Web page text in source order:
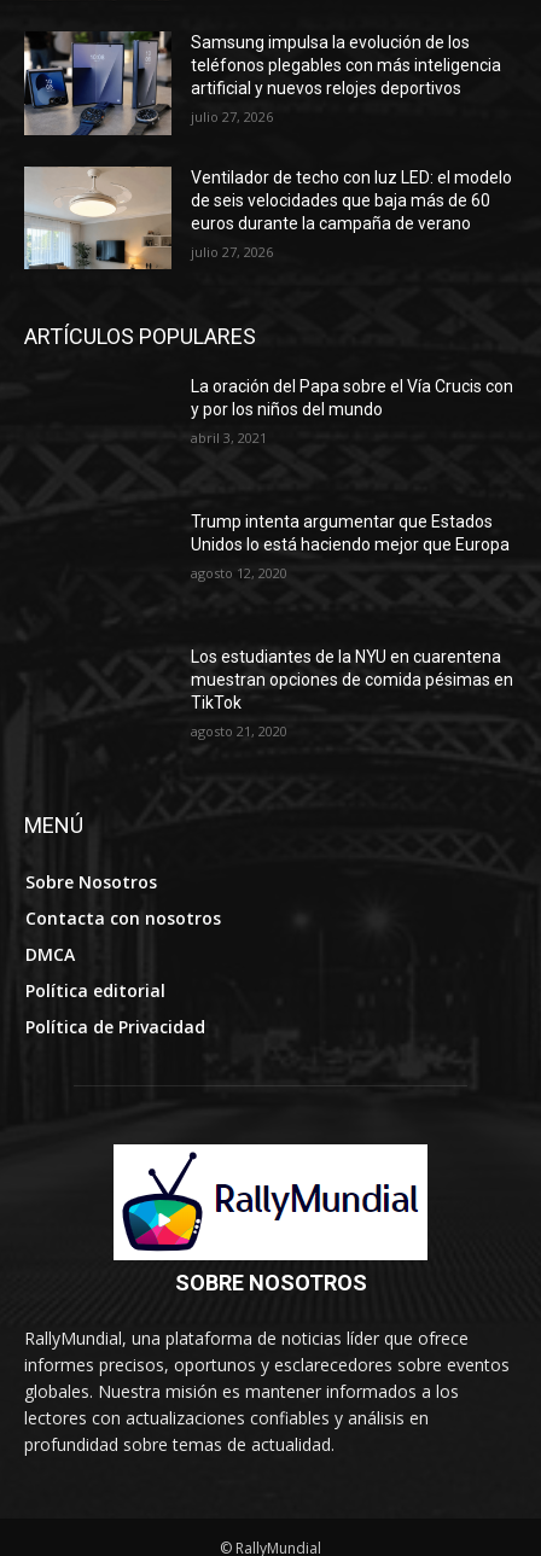
Samsung impulsa la evolución de los
teléfonos plegables con más inteligencia
artificial y nuevos relojes deportivos
julio 27, 2026
Ventilador de techo con luz LED: el modelo
de seis velocidades que baja más de 60
euros durante la campaña de verano
julio 27, 2026
ARTÍCULOS POPULARES
La oración del Papa sobre el Vía Crucis con
y por los niños del mundo
abril 3, 2021
Trump intenta argumentar que Estados
Unidos lo está haciendo mejor que Europa
agosto 12, 2020
Los estudiantes de la NYU en cuarentena
muestran opciones de comida pésimas en
TikTok
agosto 21, 2020
MENÚ
Sobre Nosotros
Contacta con nosotros
DMCA
Política editorial
Política de Privacidad
SOBRE NOSOTROS
RallyMundial, una plataforma de noticias líder que ofrece
informes precisos, oportunos y esclarecedores sobre eventos
globales. Nuestra misión es mantener informados a los
lectores con actualizaciones confiables y análisis en
profundidad sobre temas de actualidad.
© RallyMundial